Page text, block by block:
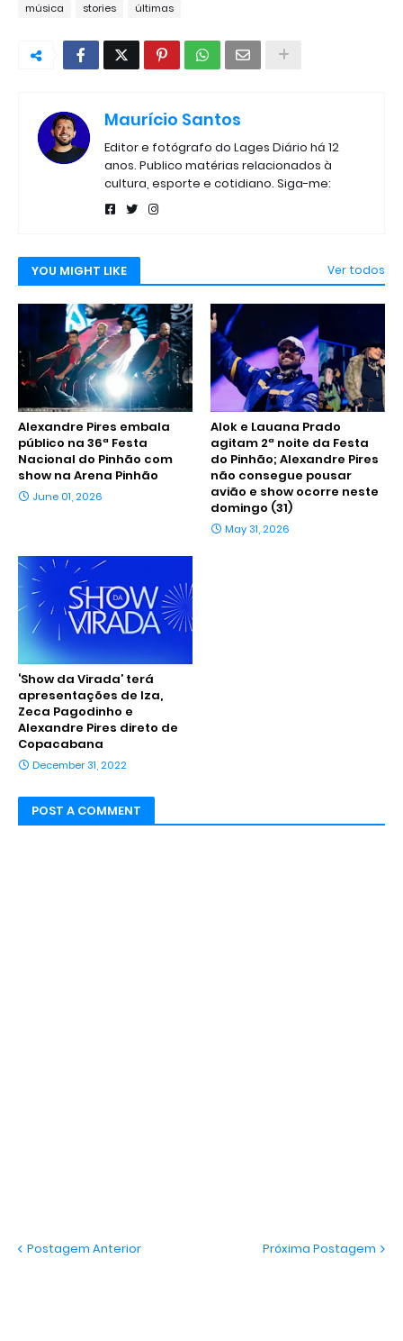
música
stories últimas
Maurício Santos
Editor e fotógrafo do Lages Diário há 12
anos. Publico matérias relacionados à
cultura, esporte e cotidiano. Siga-me:
YOU MIGHT LIKE Ver todos
Alexandre Pires embala
público na 36ª Festa
Nacional do Pinhão com
show na Arena Pinhão
June 01, 2026
Alok e Lauana Prado
agitam 2ª noite da Festa
do Pinhão; Alexandre Pires
não consegue pousar
avião e show ocorre neste
domingo (31)
May 31, 2026
‘Show da Virada’ terá
apresentações de Iza,
Zeca Pagodinho e
Alexandre Pires direto de
Copacabana
December 31, 2022
POST A COMMENT
Postagem Anterior Próxima Postagem